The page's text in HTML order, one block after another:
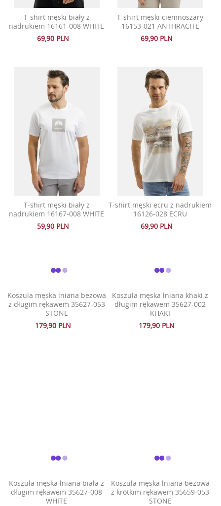
T-shirt męski biały z
nadrukiem 16161-008 WHITE
69,90 PLN
T-shirt męski ciemnoszary
16153-021 ANTHRACITE
69,90 PLN
T-shirt męski biały z
nadrukiem 16167-008 WHITE
59,90 PLN
T-shirt męski ecru z nadrukiem
16126-028 ECRU
69,90 PLN
Koszula męska lniana beżowa
z długim rękawem 35627-053
STONE
179,90 PLN
Koszula męska lniana khaki z
długim rękawem 35627-002
KHAKI
179,90 PLN
Koszula męska lniana biała z
długim rękawem 35627-008
WHITE
Koszula męska lniana beżowa
z krótkim rękawem 35659-053
STONE